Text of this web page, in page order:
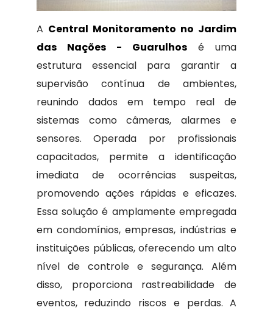
A Central Monitoramento no Jardim
das Nações - Guarulhos é uma
estrutura essencial para garantir a
supervisão contínua de ambientes,
reunindo dados em tempo real de
sistemas como câmeras, alarmes e
sensores. Operada por profissionais
capacitados, permite a identificação
imediata de ocorrências suspeitas,
promovendo ações rápidas e eficazes.
Essa solução é amplamente empregada
em condomínios, empresas, indústrias e
instituições públicas, oferecendo um alto
nível de controle e segurança. Além
disso, proporciona rastreabilidade de
eventos, reduzindo riscos e perdas. A